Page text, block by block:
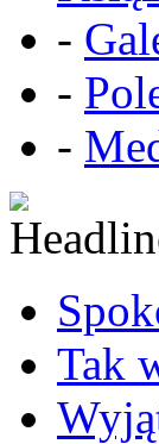
-
-
-
Tak